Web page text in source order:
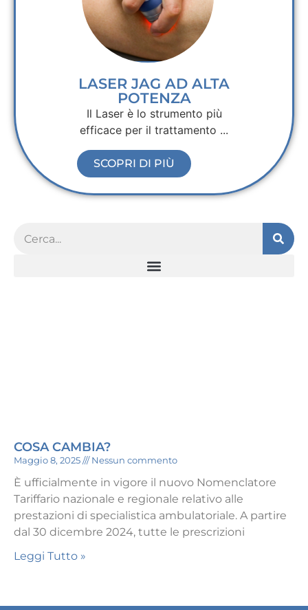
LASER JAG AD ALTA
POTENZA
Il Laser è lo strumento più
efficace per il trattamento ...
SCOPRI DI PIÙ
COSA CAMBIA?
Maggio 8, 2025 Nessun commento
È ufficialmente in vigore il nuovo Nomenclatore
Tariffario nazionale e regionale relativo alle
prestazioni di specialistica ambulatoriale. A partire
dal 30 dicembre 2024, tutte le prescrizioni
Leggi Tutto »